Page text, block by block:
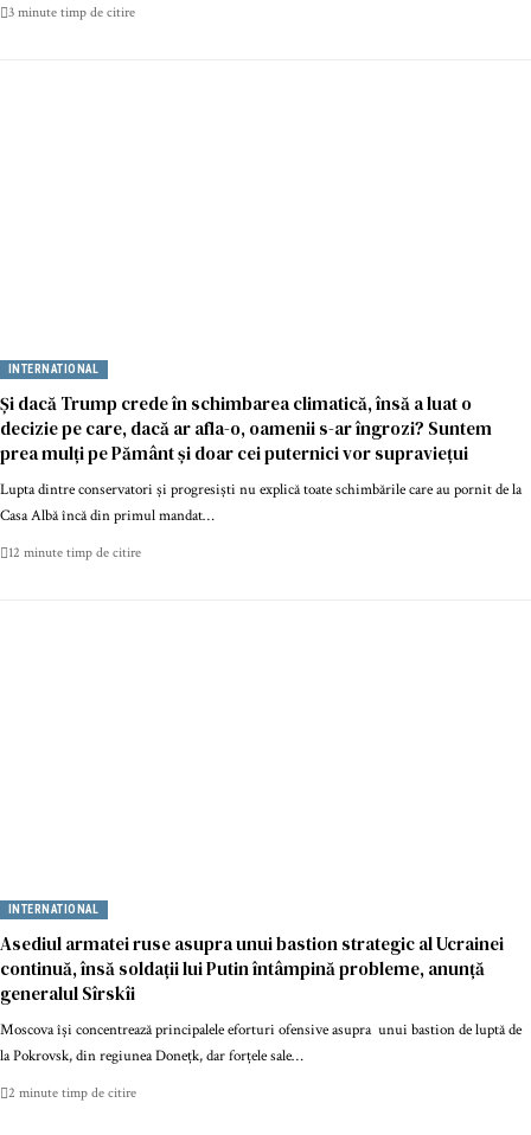
3 minute timp de citire
INTERNATIONAL
Și dacă Trump crede în schimbarea climatică, însă a luat o
decizie pe care, dacă ar afla-o, oamenii s-ar îngrozi? Suntem
prea mulți pe Pământ și doar cei puternici vor supraviețui
Lupta dintre conservatori și progresiști nu explică toate schimbările care au pornit de la
Casa Albă încă din primul mandat…
12 minute timp de citire
INTERNATIONAL
Asediul armatei ruse asupra unui bastion strategic al Ucrainei
continuă, însă soldații lui Putin întâmpină probleme, anunță
generalul Sîrskîi
Moscova își concentrează principalele eforturi ofensive asupra unui bastion de luptă de
la Pokrovsk, din regiunea Donețk, dar forțele sale…
2 minute timp de citire